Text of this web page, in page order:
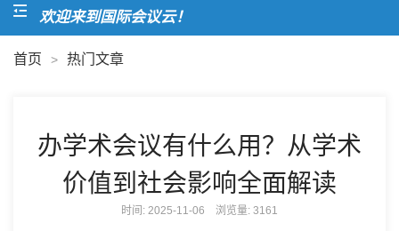
欢迎来到国际会议云！
首页 > 热门文章
办学术会议有什么用？从学术
价值到社会影响全面解读
时间: 2025-11-06 浏览量: 3161